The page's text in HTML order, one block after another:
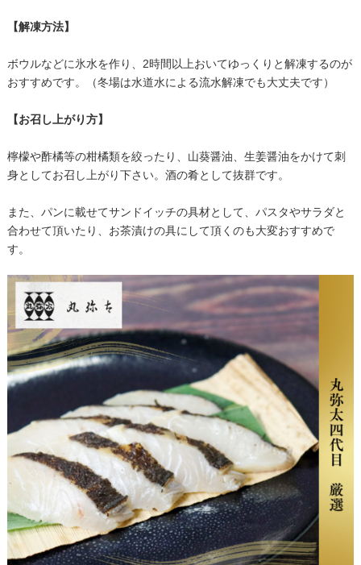
【解凍方法】
ボウルなどに氷水を作り、2時間以上おいてゆっくりと解凍するのが
おすすめです。（冬場は水道水による流水解凍でも大丈夫です）
【お召し上がり方】
檸檬や酢橘等の柑橘類を絞ったり、山葵醤油、生姜醤油をかけて刺
身としてお召し上がり下さい。酒の肴として抜群です。
また、パンに載せてサンドイッチの具材として、パスタやサラダと
合わせて頂いたり、お茶漬けの具にして頂くのも大変おすすめで
す。